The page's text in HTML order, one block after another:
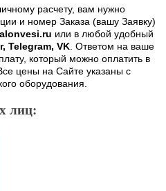
расчету, вам нужно
и номер Заказа (вашу Заявку)
или в любой удобный
Telegram, VK. Ответом на ваше
который можно оплатить в
цены на Сайте указаны с
оборудования.
лиц: